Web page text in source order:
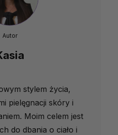
Autor
stylem życia,
pielęgnacji skóry i
Moim celem jest
do dbania o ciało i